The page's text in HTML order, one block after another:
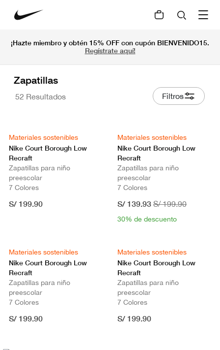
¡Hazte miembro y obtén 15% OFF con cupón BIENVENIDO15.
Regístrate aquí!
Zapatillas
52 Resultados Filtros
Materiales sostenibles
Nike Court Borough Low
Recraft
Zapatillas para niño
preescolar
7 Colores
S/ 199.90
Materiales sostenibles
Nike Court Borough Low
Recraft
Zapatillas para niño
preescolar
7 Colores
S/ 139.93 S/ 199.90
30% de descuento
Materiales sostenibles
Nike Court Borough Low
Recraft
Zapatillas para niño
preescolar
7 Colores
S/ 199.90
Materiales sostenibles
Nike Court Borough Low
Recraft
Zapatillas para niño
preescolar
7 Colores
S/ 199.90